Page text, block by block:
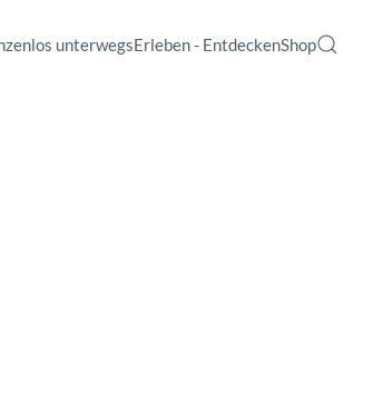
unterwegsErleben - EntdeckenShop